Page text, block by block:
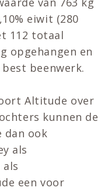
eiwit (280
112 totaal
opgehangen en
beenwerk.
Altitude over
kunnen de
dan ook
als
een voor